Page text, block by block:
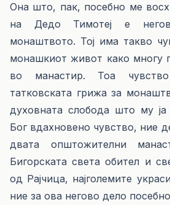
Она што, пак, посебно ме
на Дедо Тимотеј е
монаштвото. Тој има такво
монашкиот живот како многу
во манастир. Тоа
татковската грижа за
духовната слобода што му
Бог вдахновено чувство, ние
двата општожителни
Бигорската света обител и
од Рајчица, најголемите
ние за ова негово дело